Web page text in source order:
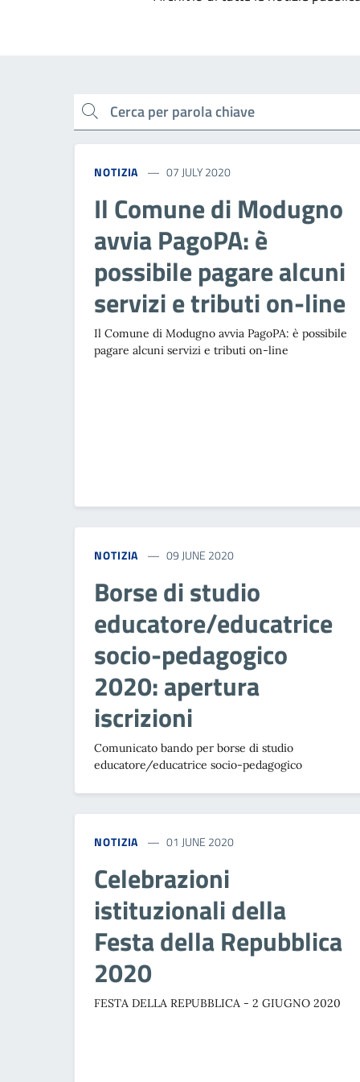
cerca
NOTIZIA 07 JULY 2020
Il Comune di Modugno
avvia PagoPA: è
possibile pagare alcuni
servizi e tributi on-line
Il Comune di Modugno avvia PagoPA: è possibile
pagare alcuni servizi e tributi on-line
NOTIZIA 09 JUNE 2020
Borse di studio
educatore/educatrice
socio-pedagogico
2020: apertura
iscrizioni
Comunicato bando per borse di studio
educatore/educatrice socio-pedagogico
NOTIZIA 01 JUNE 2020
Celebrazioni
istituzionali della
Festa della Repubblica
2020
FESTA DELLA REPUBBLICA - 2 GIUGNO 2020